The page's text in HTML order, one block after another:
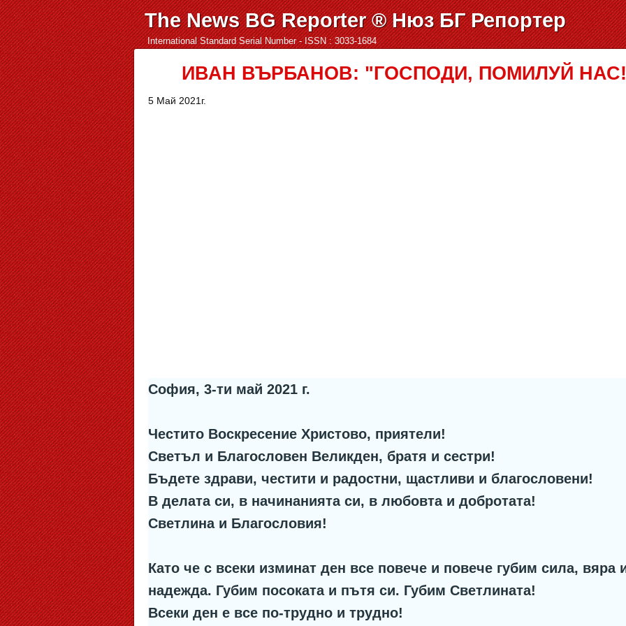
International Standard Serial Number - ISSN : 3033-1684
The News BG Reporter ® Нюз БГ Репортер
ИВАН ВЪРБАНОВ: "ГОСПОДИ, ПОМИЛУЙ
5 Май 2021г.
София, 3-ти май 2021 г.
Честито Воскресение Христово, приятели!
Светъл и Благословен Великден, братя и сестри!
Бъдете здрави, честити и радостни, щастливи и благословени!
В делата си, в начинанията си, в любовта и добротата!
Светлина и Благословия!
Като че с всеки изминат ден все повече и повече губим сила, вяра
надежда. Губим посоката и пътя си. Губим Светлината!
Всеки ден е все по-трудно и трудно!